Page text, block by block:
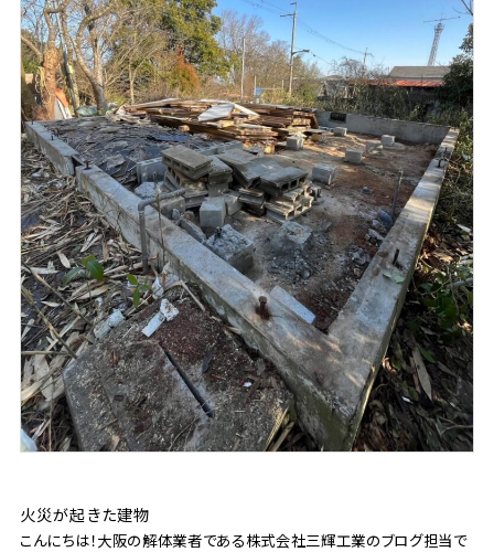
火災が起きた建物
こんにちは！大阪の解体業者である株式会社三輝工業のブログ担当で